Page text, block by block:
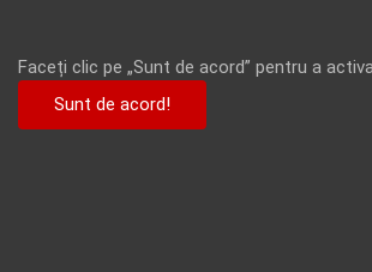
Faceți clic pe „Sunt de acord” pentru a
Sunt de acord!